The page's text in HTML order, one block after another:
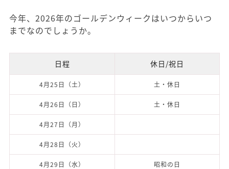
今年、2026年のゴールデンウィークはいつからいつ
までなのでしょうか。
日程 休日/祝日
4月25日（土） 土・休日
4月26日（日） 土・休日
4月27日（月）
4月28日（火）
4月29日（水） 昭和の日